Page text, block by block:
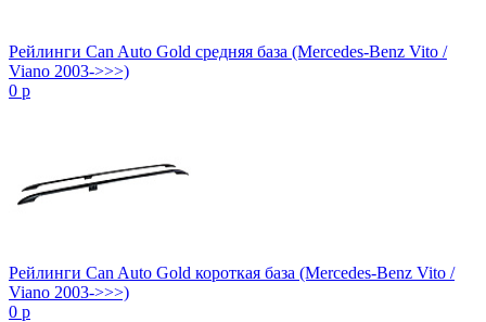
Рейлинги Can Auto Gold средняя база (Mercedes-Benz Vito /
Viano 2003->>>)
0 p
Рейлинги Can Auto Gold короткая база (Mercedes-Benz Vito /
Viano 2003->>>)
0 p